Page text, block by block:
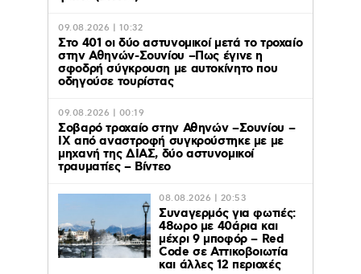
09.08.2026 | 10:32
Στο 401 οι δύο αστυνομικοί μετά το τροχαίο
στην Αθηνών-Σουνίου –Πως έγινε η
σφοδρή σύγκρουση με αυτοκίνητο που
οδηγούσε τουρίστας
09.08.2026 | 00:19
Σοβαρό τροχαίο στην Αθηνών –Σουνίου –
ΙΧ από αναστροφή συγκρούστηκε με με
μηχανή της ΔΙΑΣ, δύο αστυνομικοί
τραυματίες – Βίντεο
08.08.2026 | 20:53
Συναγερμός για φωτιές:
48ωρο με 40άρια και
μέχρι 9 μποφόρ – Red
Code σε Αττικοβοιωτία
και άλλες 12 περιοχές